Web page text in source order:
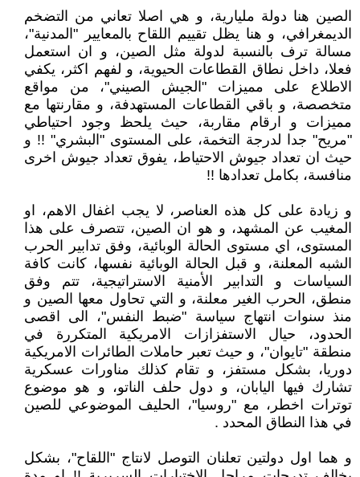
الصين هنا دولة مليارية، و هي اصلا تعاني من التضخم
الديمغرافي، و هنا يظل تقييم اللقاح بالمعايير "المدنية"،
مسالة ترف بالنسبة لدولة مثل الصين، و ان استعمل
فعلا، داخل نطاق القطاعات الحيوية، و لفهم اكثر، يكفي
الاطلاع على مميزات "الجيش الصيني"، من مواقع
متخصصة، و باقي القطاعات المستهدفة، و مقارنتها مع
مميزات و ارقام مقاربة، حيث يلحظ وجود احتياطي
"مريح" جدا لدرجة التخمة، على المستوى "البشري" !! و
حيث ان تعداد جيوش الاحتياط، يفوق تعداد جيوش اخرى
منافسة، بكامل تعدادها !!
و زيادة على كل هذه العناصر، لا يجب اغفال الاهم، او
المغيب عن المشهد، و هو ان الصين، تتصرف على هذا
المستوى، اي مستوى الحالة الوبائية، وفق تدابير الحرب
الشبه المعلنة، و قبل الحالة الوبائية نفسها، كانت كافة
السياسات و التدابير الأمنية الاستراتيجية، تتم وفق
منطق، الحرب الغير معلنة، و التي تحاول معها الصين و
منذ سنوات انتهاج سياسة "ضبط النفس"، الى اقصى
الحدود، حيال الاستفزازات الامريكية المتكررة في
منطقة "تايوان"، و حيث تعبر حاملات الطائرات الامريكية
دوريا، بشكل مستفز، و تقام كذلك مناورات عسكرية
تشارك فيها اليابان، و دول حلف الناتو، و هو موضوع
توترات اخطر، مع "روسيا"، الحليف الموضوعي للصين
في هذا النطاق المحدد .
و هما اول دولتين تعلنان التوصل لانتاج "اللقاح"، بشكل